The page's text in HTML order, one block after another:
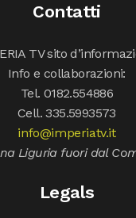
Contatti
TV sito
Info e collaborazioni:
Tel. 0182.554886
Cell. 335.5993573
info@imperiatv.it
Liguria fuori dal
Legals